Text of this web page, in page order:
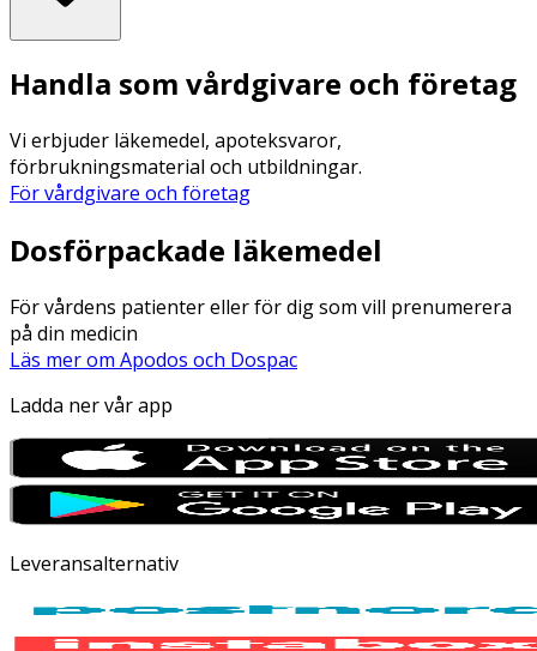
Handla som vårdgivare och företag
Vi erbjuder läkemedel, apoteksvaror,
förbrukningsmaterial och utbildningar.
För vårdgivare och företag
Dosförpackade läkemedel
För vårdens patienter eller för dig som vill prenumerera
på din medicin
Läs mer om Apodos och Dospac
Ladda ner vår app
Leveransalternativ